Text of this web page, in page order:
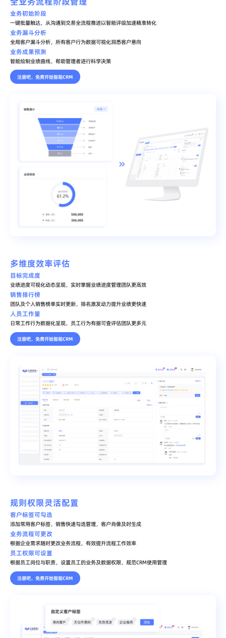
业务初始阶段
一键批量触达，从沟通到交易全流程推进以智能评级加速精准转化
业务漏斗分析
全局客户漏斗分析，所有客户行为数据可视化洞悉客户意向
业务成果预测
智能绘制业绩曲线，帮助管理者进行科学决策
注册吧，免费开始智能CRM
多维度效率评估
目标完成度
业绩进度可视化动态呈现，实时掌握业绩进度管理团队更高效
销售排行榜
团队及个人销售榜单实时更新，排名激发动力提升业绩更快速
人员工作量
日常工作行为数据化呈现，员工行为有据可查评估团队更多元
注册吧，免费开始智能CRM
规则权限灵活配置
客户标签可勾选
添加常用客户标签，销售快速勾选管理，客户肖像及时生成
业务流程可更改
根据企业需求随时更改业务流程，有效提升流程工作效率
员工权限可设置
根据员工岗位与职责，设置员工的业务及数据权限，规范CRM使用管理
注册吧，免费开始智能CRM